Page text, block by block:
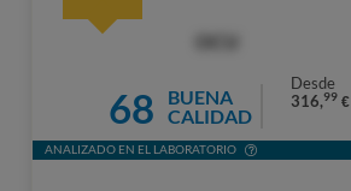
68
BUENA
CALIDAD
Desde
316,99 €
ANALIZADO EN EL LABORATORIO